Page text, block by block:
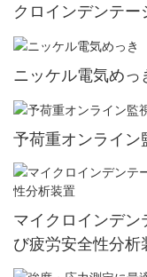
クロインデンテ
Dryer
ニッケル電気めっ
予荷重オンライン
マイクロインデン
び疲労安全性分析